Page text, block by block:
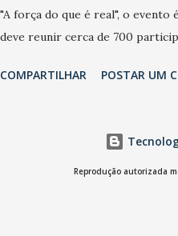
"A força do que é real", o
deve reunir cerca de 700
Desde 2022, o NM2B
Banco do Nordeste, LinkedIn,
Dias Branco. A nova edição
COMPARTILHAR POSTAR UM
Reprodução autorizada